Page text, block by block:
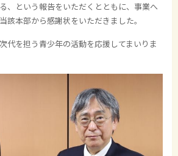
、という報告をいただくとともに、事業へ
該本部から感謝状をいただきました。
代を担う青少年の活動を応援してまいりま